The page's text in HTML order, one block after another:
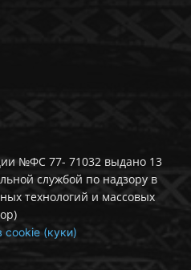
№ФС 77- 71032 выдано 13
службой по надзору в
технологий и массовых
cookie (куки)